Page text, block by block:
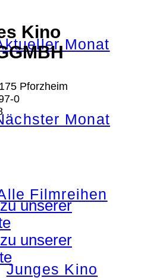
Monat
Monat
Filmreihen
Junges Kino
Kino
Pforzheim
0